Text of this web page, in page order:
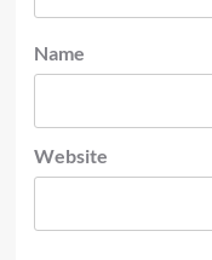
Name
Website